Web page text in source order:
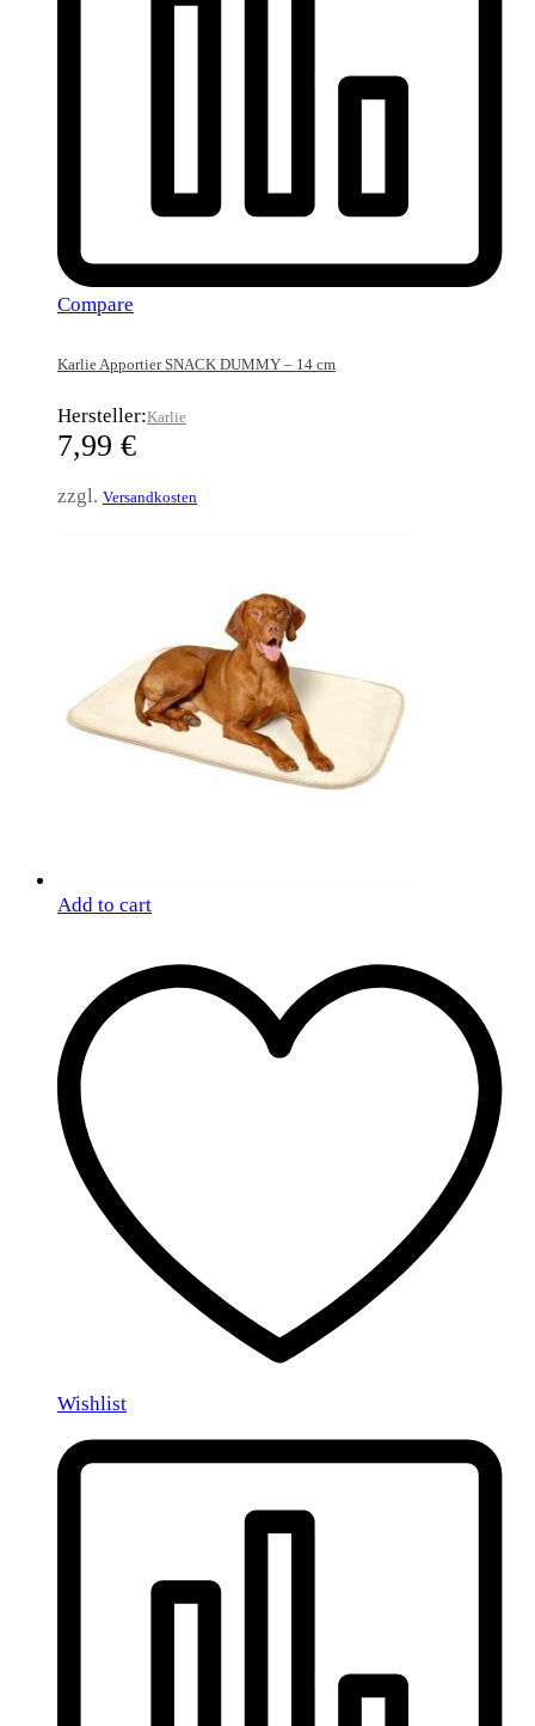
Compare
Karlie Apportier SNACK DUMMY – 14 cm
Hersteller:Karlie
7,99 €
zzgl. Versandkosten
Add to cart
Wishlist